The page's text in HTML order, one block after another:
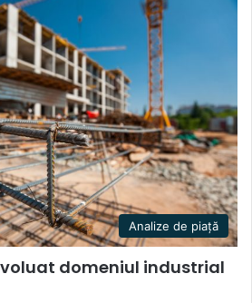
Analize de piață
domeniul industrial